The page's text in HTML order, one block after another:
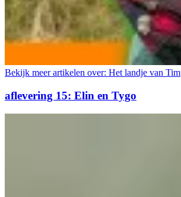
Bekijk meer artikelen over: Het landje van Tim
aflevering 15: Elin en Tygo